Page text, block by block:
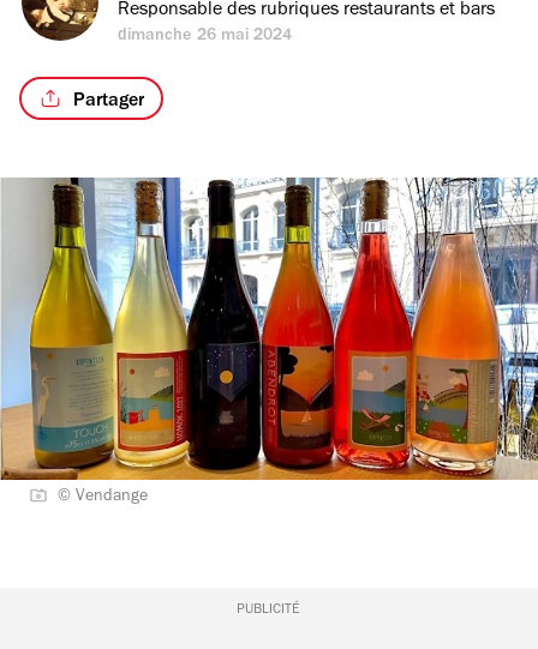
Responsable des rubriques restaurants et bars
dimanche 26 mai 2024
Partager
© Vendange
PUBLICITÉ